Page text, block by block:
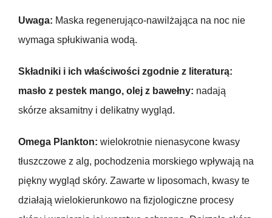
Uwaga: Maska regenerująco-nawilżająca na noc nie
wymaga spłukiwania wodą.
Składniki i ich właściwości zgodnie z literaturą:
masło z pestek mango, olej z bawełny: nadają
skórze aksamitny i delikatny wygląd.
Omega Plankton: wielokrotnie nienasycone kwasy
tłuszczowe z alg, pochodzenia morskiego wpływają na
piękny wygląd skóry. Zawarte w liposomach, kwasy te
działają wielokierunkowo na fizjologiczne procesy